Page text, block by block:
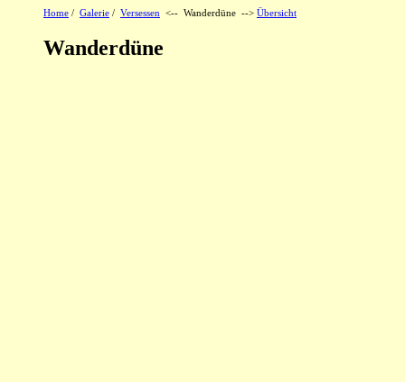
Home / Galerie / Versessen <-- Wanderdüne --> Übersicht
Wanderdüne